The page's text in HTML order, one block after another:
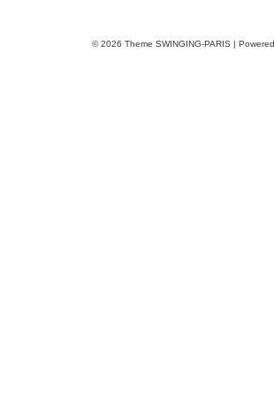
© 2026 Theme SWINGING-PARIS |